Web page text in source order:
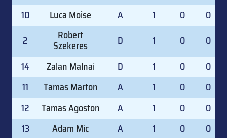
10
Luca Moise A 1 0
0
2
Robert
Szekeres D 1 0
0
14
Zalan Malnai D 1 0
0
11
Tamas Marton A 1 0
0
12
Tamas Agoston A 1 0
0
13
Adam Mic A 1 0
0